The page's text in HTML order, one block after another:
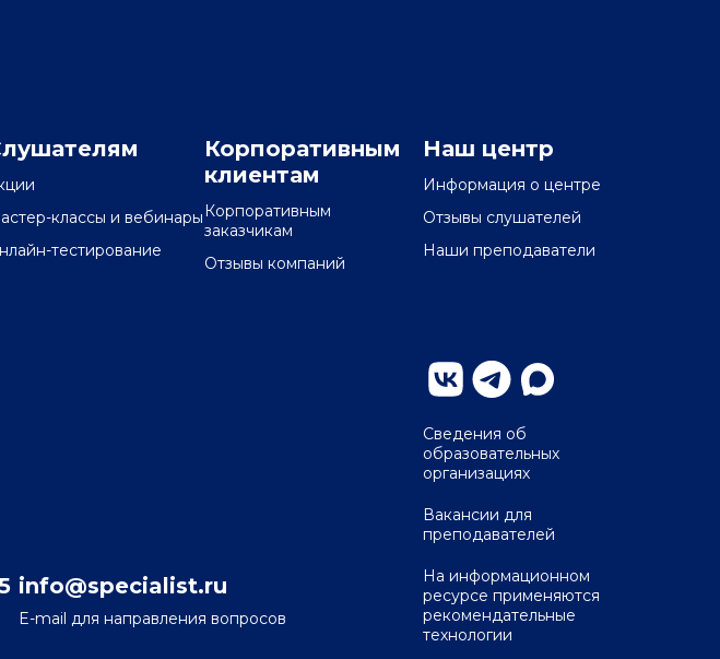
классы и вебинары
тестирование
Корпоративным
клиентам
Корпоративным
заказчикам
Отзывы компаний
Наш центр
Информация о центре
Отзывы слушателей
Наши преподаватели
info@specialist.ru
E-mail для направления вопросов
Сведения об
образовательных
организациях
Вакансии для
преподавателей
На информационном
ресурсе применяются
рекомендательные
технологии